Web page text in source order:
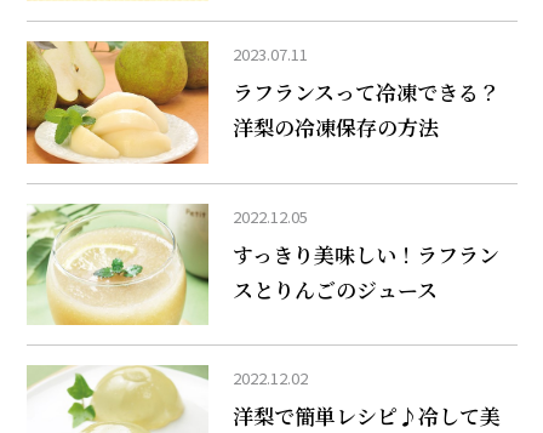
2023.07.11
ラフランスって冷凍できる？
洋梨の冷凍保存の方法
2022.12.05
すっきり美味しい！ラフラン
スとりんごのジュース
2022.12.02
洋梨で簡単レシピ♪冷して美